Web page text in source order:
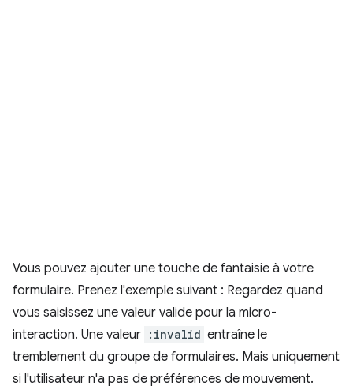
Vous pouvez ajouter une touche de fantaisie à votre
formulaire. Prenez l'exemple suivant : Regardez quand
vous saisissez une valeur valide pour la micro-
interaction. Une valeur :invalid entraîne le
tremblement du groupe de formulaires. Mais uniquement
si l'utilisateur n'a pas de préférences de mouvement.